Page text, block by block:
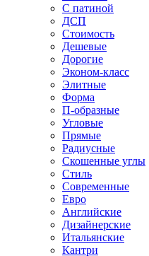
С патиной
ДСП
Стоимость
Дешевые
Дорогие
Эконом-класс
Элитные
Форма
П-образные
Угловые
Прямые
Радиусные
Скошенные углы
Стиль
Современные
Евро
Английские
Дизайнерские
Итальянские
Кантри